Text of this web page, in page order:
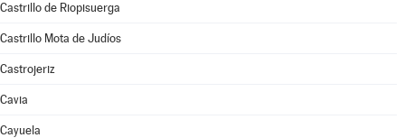
Castrillo de Riopisuerga
Castrillo Mota de Judíos
Castrojeriz
Cavia
Cayuela